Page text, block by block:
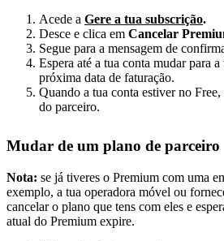
Acede a Gere a tua subscrição.
Desce e clica em Cancelar
Segue para a mensagem de
Espera até a tua conta mudar para
próxima data de faturação.
Quando a tua conta estiver no
do parceiro.
Mudar de um plano de parceiro
Nota: se já tiveres o Premium com uma
exemplo, a tua operadora móvel ou
cancelar o plano que tens com eles e
atual do Premium expire.